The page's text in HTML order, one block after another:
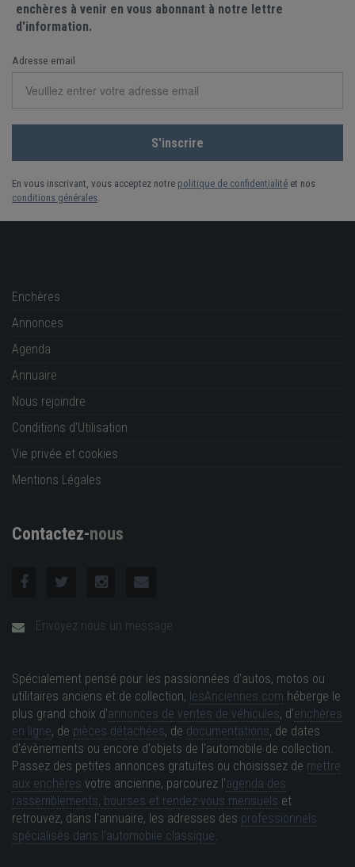
enchères à venir en vous abonnant à notre lettre
d'information.
Adresse email
En vous inscrivant, vous acceptez notre politique de confidentialité et nos
conditions générales
Enchères
Annonces
Agenda
Annuaire
Nous rejoindre
Conditions d'Utilisation
Vie privée et cookies
Mentions Légales
Contactez-nous
Envoyez nous un message
Spécialement pensé pour les passionnées d'autos, motos ou
utilitaires anciens et de collection, lesAnciennes.com héberge le
plus grand choix d'annonces de ventes de véhicules, d'enchères
en ligne, de pièces détachées, de documentations, de dates
d'évènements ou encore d'objets de l'automobile de collection.
Passez des petites annonces gratuites ou choisissez de mettre
aux enchères votre ancienne, parcourez l'agenda des
rassemblements, bourses et rendez-vous mensuels et
retrouvez, dans l'annuaire, les adresses des professionnels
spécialisés dans l'automobile classique.